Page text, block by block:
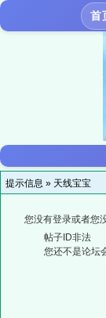
首
提示信息 » 天线宝宝
您没有登录或者您
帖子ID非法
您还不是论坛